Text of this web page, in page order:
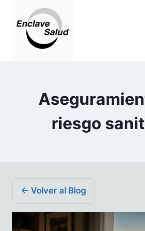
contenido
riesgo
← Volver al Blog